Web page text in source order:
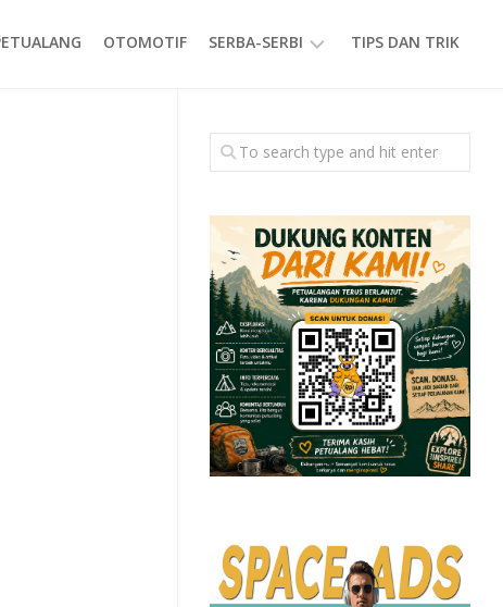
OTOMOTIF SERBA-SERBI
GAYA
HIDUP
TIPS DAN TRIK